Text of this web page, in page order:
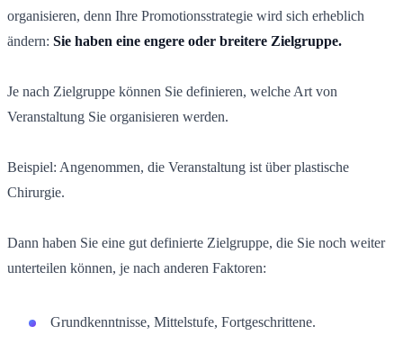
organisieren, denn Ihre Promotionsstrategie wird sich erheblich
ändern: Sie haben eine engere oder breitere Zielgruppe.
Je nach Zielgruppe können Sie definieren, welche Art von
Veranstaltung Sie organisieren werden.
Beispiel: Angenommen, die Veranstaltung ist über plastische
Chirurgie.
Dann haben Sie eine gut definierte Zielgruppe, die Sie noch weiter
unterteilen können, je nach anderen Faktoren:
Grundkenntnisse, Mittelstufe, Fortgeschrittene.